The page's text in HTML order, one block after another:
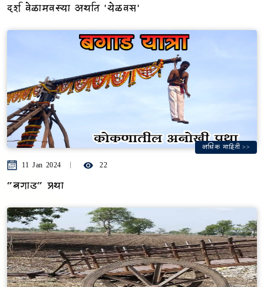
दर्श वेळामवस्या अर्थात 'येळवस'
अधिक माहिती >>
11 Jan 2024 22
"बगाड" प्रथा